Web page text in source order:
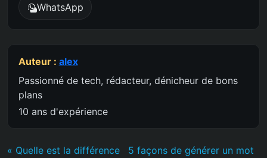
WhatsApp
Auteur : alex
Passionné de tech, rédacteur, dénicheur de bons
plans
10 ans d'expérience
« Quelle est la différence
5 façons de générer un mot